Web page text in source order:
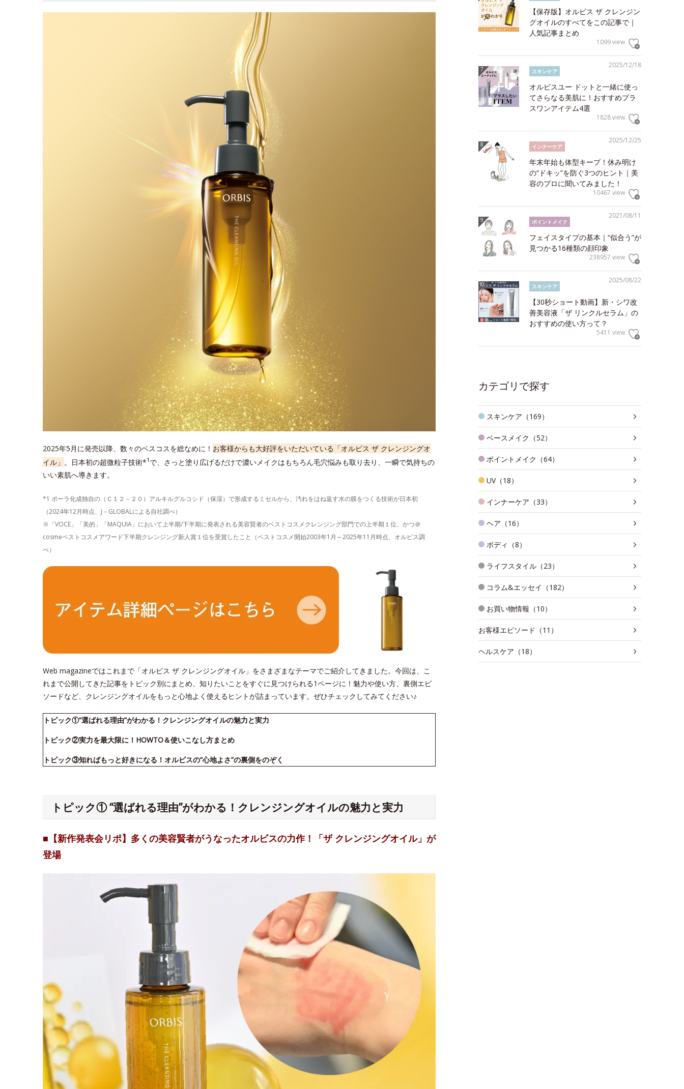
2025年5月に発売以降、数々のベスコスを総なめに！ お客様からも大好評をいただいている「オルビス ザ クレンジングオ
イル」 。日本初の超微粒子技術*1 で、さっと塗り広げるだけで濃いメイクはもちろん毛穴悩みも取り去り、一瞬で気持ちの
いい素肌へ導きます。
*1 ポーラ化成独自の（Ｃ１２－２０）アルキルグルコシド（保湿）で形成するミセルから、汚れをはね返す水の膜をつくる技術が日本初
（2024年12月時点、J－GLOBALによる自社調べ）
※「VOCE」「美的」「MAQUIA」において上半期/下半期に発表される美容賢者のベストコスメクレンジング部門での上半期１位、かつ＠
cosmeベストコスメアワード下半期クレンジング新人賞１位を受賞したこと（ベストコスメ開始2003年1月～2025年11月時点、オルビス調
べ）
Web magazineではこれまで「オルビス ザ クレンジングオイル」をさまざまなテーマでご紹介してきました。今回は、こ
れまで公開してきた記事をトピック別にまとめ、知りたいことをすぐに見つけられる1ページに！魅力や使い方、裏側エピ
ソードなど、クレンジングオイルをもっと心地よく使えるヒントが詰まっています。ぜひチェックしてみてください♪
トピック①“選ばれる理由”がわかる！クレンジングオイルの魅力と実力
トピック②実力を最大限に！HOWTO＆使いこなし方まとめ
トピック③知ればもっと好きになる！オルビスの“心地よさ”の裏側をのぞく
トピック① “選ばれる理由”がわかる！クレンジングオイルの魅力と実力
■【新作発表会リポ】多くの美容賢者がうなったオルビスの力作！「ザ クレンジングオイル」が
登場
【保存版】オルビス ザ クレンジン
グオイルのすべてをこの記事で｜
人気記事まとめ
1099 view
2025/12/18
スキンケア
オルビスユー ドットと一緒に使っ
てさらなる美肌に！おすすめプラ
スワンアイテム4選
1828 view
2025/12/25
インナーケア
年末年始も体型キープ！休み明け
の“ドキッ”を防ぐ3つのヒント｜美
容のプロに聞いてみました！
10467 view
2021/08/11
ポイントメイク
フェイスタイプの基本｜“似合う”が
見つかる16種類の顔印象
238957 view
2025/08/22
スキンケア
【30秒ショート動画】新・シワ改
善美容液「ザ リンクルセラム」の
おすすめの使い方って？
5411 view
カテゴリで探す
スキンケア（169）
ベースメイク（52）
ポイントメイク（64）
UV（18）
インナーケア（33）
ヘア（16）
ボディ（8）
ライフスタイル（23）
コラム&エッセイ（182）
お買い物情報（10）
お客様エピソード（11）
ヘルスケア（18）